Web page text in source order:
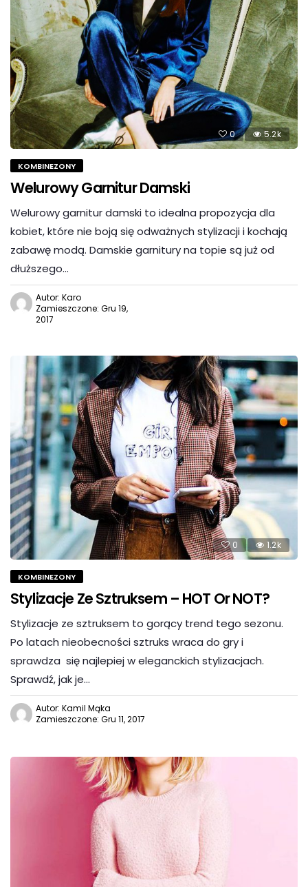
0 5.2k
KOMBINEZONY
Welurowy Garnitur Damski
Welurowy garnitur damski to idealna propozycja dla
kobiet, które nie boją się odważnych stylizacji i kochają
zabawę modą. Damskie garnitury na topie są już od
dłuższego…
Autor: Karo
Zamieszczone: Gru 19,
2017
0 1.2k
KOMBINEZONY
Stylizacje Ze Sztruksem – HOT Or NOT?
Stylizacje ze sztruksem to gorący trend tego sezonu.
Po latach nieobecności sztruks wraca do gry i
sprawdza się najlepiej w eleganckich stylizacjach.
Sprawdź, jak je…
Autor: Kamil Mąka
Zamieszczone: Gru 11, 2017